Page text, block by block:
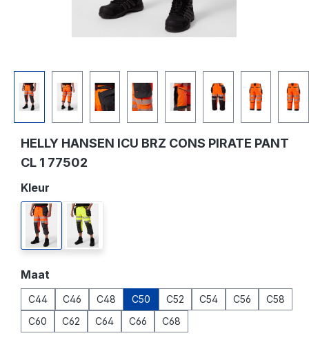
HELLY HANSEN ICU BRZ CONS PIRATE PANT
CL 1 77502
Selecteer
Kleur
269 orange/ebony369 yellow/ebony
Selecteer
Maat
C44 C46 C48 C50 C52 C54 C56
C58
C60
C62 C64 C66 C68